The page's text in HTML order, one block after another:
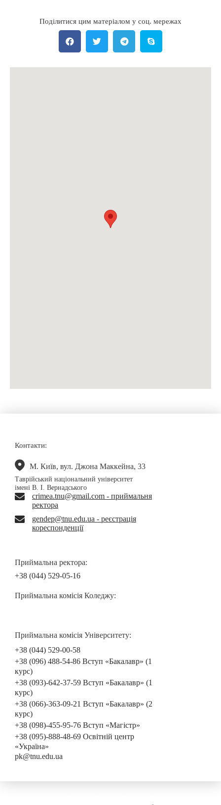
Поділитися цим матеріалом у соц. мережах
Контакти:
М. Київ, вул. Джона Маккейна, 33
Таврійський національний університет
імені В. І. Вернадського
crimea.tnu@gmail.com - приймальня
ректора
gendep@tnu.edu.ua - реєстрація
кореспонденції
Приймальна ректора:
+38 (044) 529-05-16
Приймальна комісія Коледжу:
Приймальна комісія Університету:
+38 (044) 529-00-58
+38 (096) 488-54-86 Вступ «Бакалавр» (1
курс)
+38 (093)-642-37-59 Вступ «Бакалавр» (1
курс)
+38 (066)-363-09-21 Вступ «Бакалавр» (2
курс)
+38 (098)-455-95-76 Вступ «Магістр»
+38 (095)-888-48-69 Освітній центр
«Україна»
pk@tnu.edu.ua